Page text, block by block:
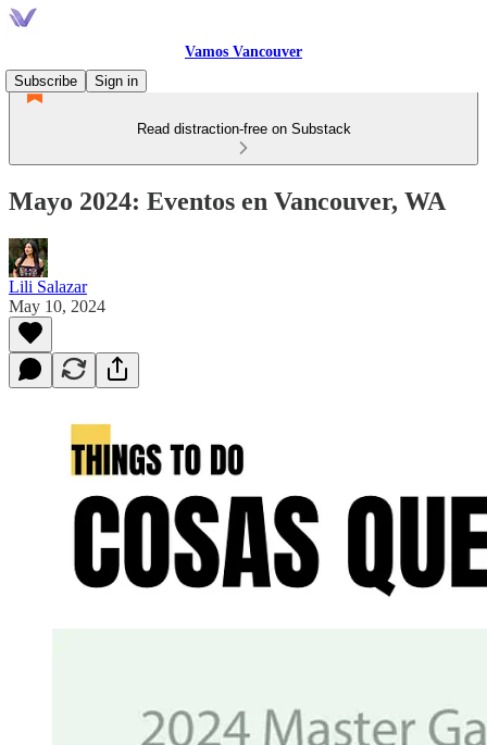
Vamos Vancouver
Subscribe
Sign in
Read distraction-free on Substack
Mayo 2024: Eventos en Vancouver, WA
Lili Salazar
May 10, 2024